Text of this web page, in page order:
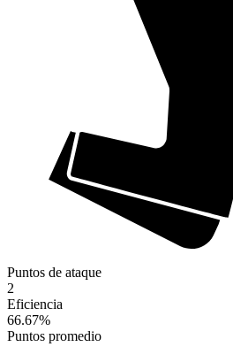
Puntos de ataque
2
Eficiencia
66.67%
Puntos promedio